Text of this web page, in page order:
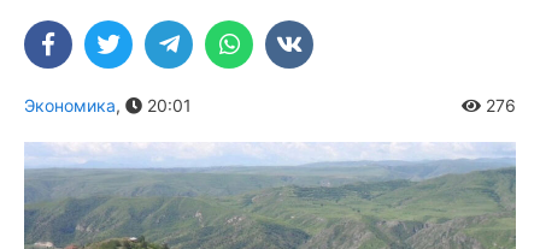
Экономика, 20:01 276